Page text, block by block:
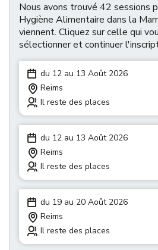
Nous avons trouvé 42 sessions
Hygiène Alimentaire dans la
viennent. Cliquez sur celle qui
sélectionner et continuer
du 12 au 13 Août 2026
Reims
Il reste des places
du 12 au 13 Août 2026
Reims
Il reste des places
du 19 au 20 Août 2026
Reims
Il reste des places